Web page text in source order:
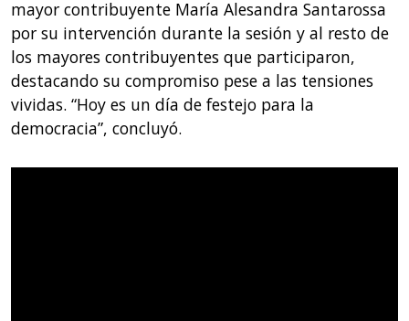
mayor contribuyente María Alesandra Santarossa
por su intervención durante la sesión y al resto de
los mayores contribuyentes que participaron,
destacando su compromiso pese a las tensiones
vividas. “Hoy es un día de festejo para la
democracia”, concluyó.